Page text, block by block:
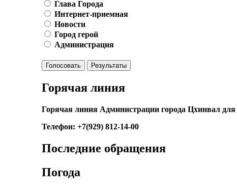
Глава Города
Интернет-приемная
Новости
Город герой
Администрация
Голосовать Результаты
Горячая линия
Горячая линия Администрации города Цхинвал
Телефон: +7(929) 812-14-00
Последние обращения
Погода